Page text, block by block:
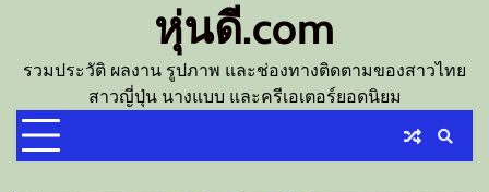
หุ่นดี.com
รวมประวัติ ผลงาน รูปภาพ และช่องทางติดตามของสาวไทย
สาวญี่ปุ่น นางแบบ และครีเอเตอร์ยอดนิยม